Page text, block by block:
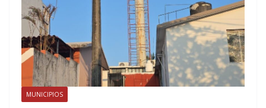
MUNICIPIOS